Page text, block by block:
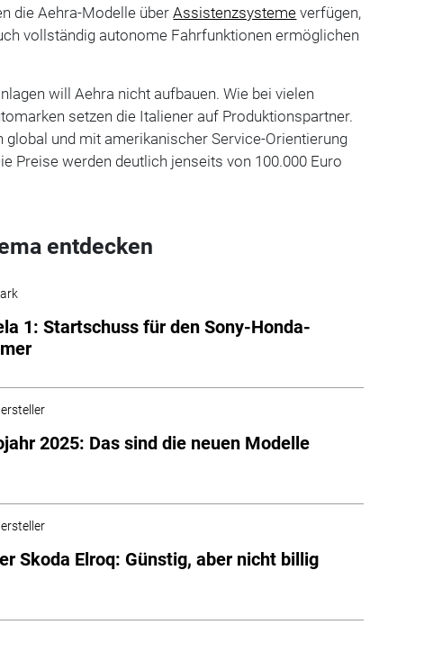
die Aehra-Modelle überAssistenzsysteme verfügen,
vollständig autonome Fahrfunktionen ermöglichen
will Aehra nicht aufbauen. Wie bei vielen
setzen die Italiener auf Produktionspartner.
global und mit amerikanischer Service-Orientierung
Preise werden deutlich jenseits von 100.000 Euro
entdecken
1: Startschuss für den Sony-Honda-
2025: Das sind die neuen Modelle
Skoda Elroq: Günstig, aber nicht billig